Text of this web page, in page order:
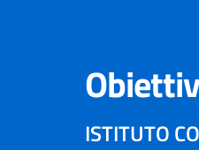
ISTITUTO